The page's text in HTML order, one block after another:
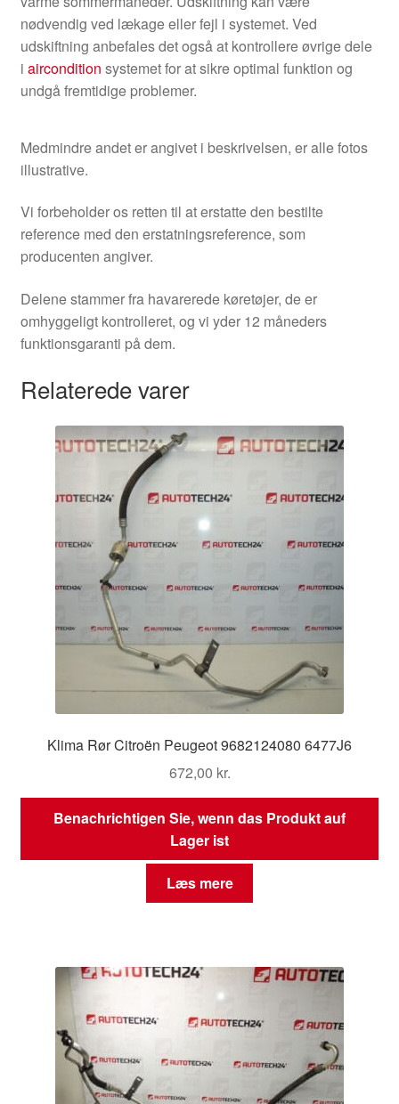
nødvendig ved lækage eller fejl i systemet. Ved
udskiftning anbefales det også at kontrollere øvrige dele
i aircondition systemet for at sikre optimal funktion og
undgå fremtidige problemer.
Medmindre andet er angivet i beskrivelsen, er alle fotos
illustrative.
Vi forbeholder os retten til at erstatte den bestilte
reference med den erstatningsreference, som
producenten angiver.
Delene stammer fra havarerede køretøjer, de er
omhyggeligt kontrolleret, og vi yder 12 måneders
funktionsgaranti på dem.
Relaterede varer
Klima Rør Citroën Peugeot 9682124080 6477J6
672,00 kr.
Benachrichtigen Sie, wenn das Produkt auf
Lager ist
Læs mere